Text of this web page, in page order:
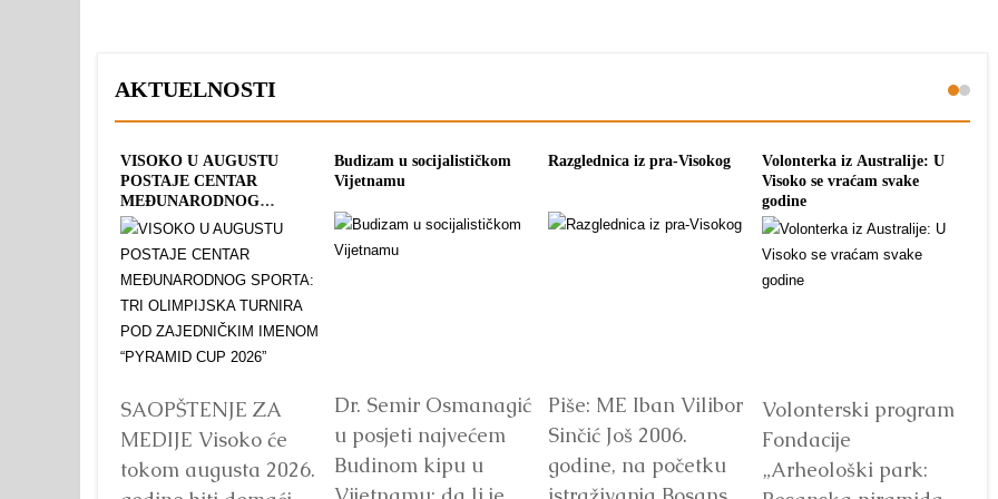
AKTUELNOSTI
VISOKO U AUGUSTU
POSTAJE CENTAR
MEĐUNARODNOG
SPORTA: TRI OLIMPIJSKA
ZAJEDNIČKIM IMENOM
“PYRAMID CUP 2026”
SAOPŠTENJE ZA
MEDIJE Visoko će
tokom augusta 2026.
Budizam u socijalističkom
Vijetnamu
Dr. Semir Osmanagić
u posjeti najvećem
Budinom kipu u
Razglednica iz pra-Visokog
Piše: ME Iban Vilibor
Sinčić Još 2006.
godine, na početku
Volonterka iz Australije: U
Visoko se vraćam svake
godine
Volonterski program
Fondacije
„Arheološki park: